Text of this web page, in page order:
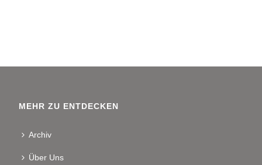
MEHR ZU ENTDECKEN
Archiv
Über Uns